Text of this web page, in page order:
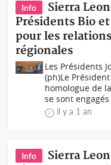
Info
Sierra
Présidents Bio
pour les
régionales
Les Présidents
(ph)Le
homologue de
se sont
il y a 1 an
Info
Sierra